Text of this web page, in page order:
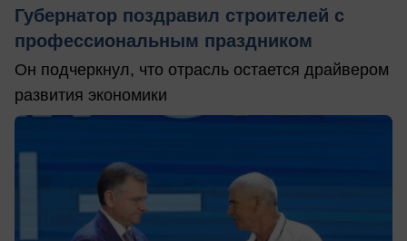
Губернатор поздравил строителей с
профессиональным праздником
Он подчеркнул, что отрасль остается драйвером
развития экономики